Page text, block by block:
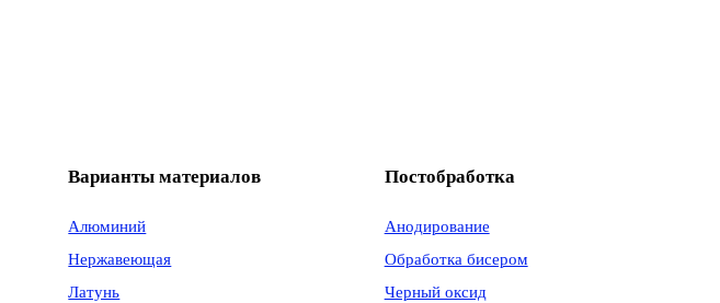
Варианты материалов
Алюминий
Нержавеющая
Латунь
Постобработка
Анодирование
Обработка бисером
Черный оксид